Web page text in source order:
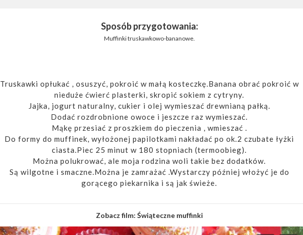
Sposób przygotowania:
Muffinki truskawkowo-bananowe.
Truskawki opłukać , osuszyć, pokroić w małą kosteczkę.Banana obrać pokroić w
nieduże ćwierć plasterki, skropić sokiem z cytryny.
Jajka, jogurt naturalny, cukier i olej wymieszać drewnianą pałką.
Dodać rozdrobnione owoce i jeszcze raz wymieszać.
Mąkę przesiać z proszkiem do pieczenia , wmieszać .
Do formy do muffinek, wyłożonej papilotkami nakładać po ok.2 czubate łyżki
ciasta.Piec 25 minut w 180 stopniach (termoobieg).
Można polukrować, ale moja rodzina woli takie bez dodatków.
Są wilgotne i smaczne.Można je zamrażać .Wystarczy później włożyć je do
gorącego piekarnika i są jak świeże.
Zobacz film: Świąteczne muffinki